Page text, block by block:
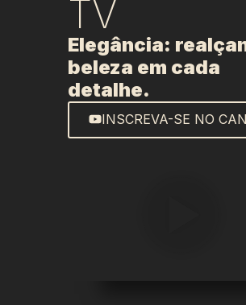
TV
Elegância:
beleza em cada
detalhe.
INSCREVA-SE NO